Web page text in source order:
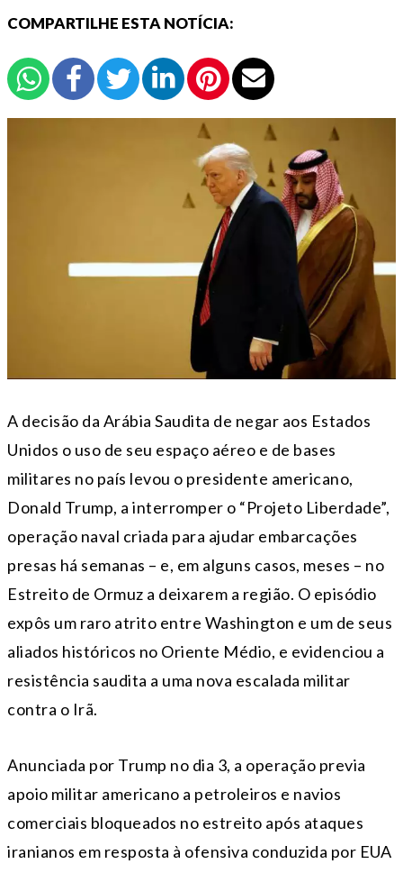
COMPARTILHE ESTA NOTÍCIA:
A decisão da Arábia Saudita de negar aos Estados
Unidos o uso de seu espaço aéreo e de bases
militares no país levou o presidente americano,
Donald Trump, a interromper o “Projeto Liberdade”,
operação naval criada para ajudar embarcações
presas há semanas – e, em alguns casos, meses – no
Estreito de Ormuz a deixarem a região. O episódio
expôs um raro atrito entre Washington e um de seus
aliados históricos no Oriente Médio, e evidenciou a
resistência saudita a uma nova escalada militar
contra o Irã.
Anunciada por Trump no dia 3, a operação previa
apoio militar americano a petroleiros e navios
comerciais bloqueados no estreito após ataques
iranianos em resposta à ofensiva conduzida por EUA